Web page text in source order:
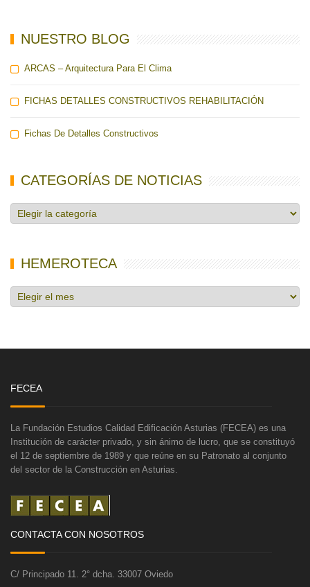
NUESTRO BLOG
ARCAS – Arquitectura Para El Clima
FICHAS DETALLES CONSTRUCTIVOS REHABILITACIÓN
Fichas De Detalles Constructivos
CATEGORÍAS DE NOTICIAS
Categorías
de
HEMEROTECA
Hemeroteca
FECEA
La Fundación Estudios Calidad Edificación Asturias (FECEA) es una
Institución de carácter privado, y sin ánimo de lucro, que se constituyó
el 12 de septiembre de 1989 y que reúne en su Patronato al conjunto
del sector de la Construcción en Asturias.
CONTACTA CON NOSOTROS
C/ Principado 11. 2° dcha. 33007 Oviedo